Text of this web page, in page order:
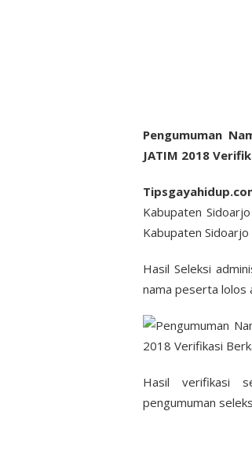
Pengumuman
JATIM 2018
Kabupaten
Kabupaten Sidoarjo
Hasil Seleksi
nama peserta lolos
Hasil verifikasi
pengumuman